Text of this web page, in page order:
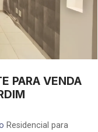
PARA VENDA
Residencial para